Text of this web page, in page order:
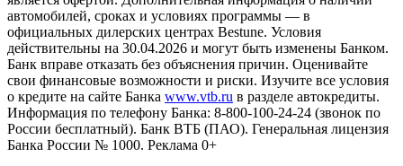
автомобилей, сроках и условиях программы — в
официальных дилерских центрах Bestune. Условия
действительны на 30.04.2026 и могут быть изменены Банком.
Банк вправе отказать без объяснения причин. Оценивайте
свои финансовые возможности и риски. Изучите все условия
о кредите на сайте Банка www.vtb.ru в разделе автокредиты.
Информация по телефону Банка: 8-800-100-24-24 (звонок по
России бесплатный). Банк ВТБ (ПАО). Генеральная лицензия
Банка России № 1000. Реклама 0+